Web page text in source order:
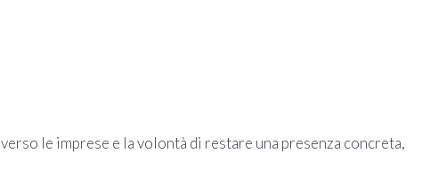
le imprese e la volontà di restare una presenza concreta,